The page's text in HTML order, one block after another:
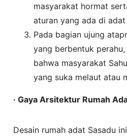
masyarakat hormat
aturan yang ada di adat
Pada bagian ujung
yang berbentuk
bahwa masyarakat
yang suka melaut atau
· Gaya Arsitektur Rumah
Desain rumah adat Sasadu